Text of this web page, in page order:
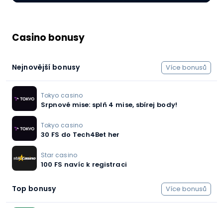
Casino bonusy
Nejnovější bonusy Více bonusů
Tokyo casino
Srpnové mise: splň 4 mise, sbírej body!
Tokyo casino
30 FS do Tech4Bet her
Star casino
100 FS navíc k registraci
Top bonusy Více bonusů